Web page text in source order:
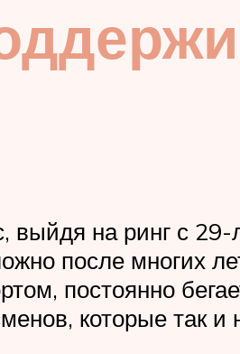
выйдя на ринг с
после многих
постоянно
которые так и